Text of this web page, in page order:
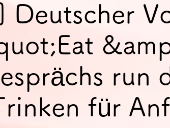
Deutscher
run
für